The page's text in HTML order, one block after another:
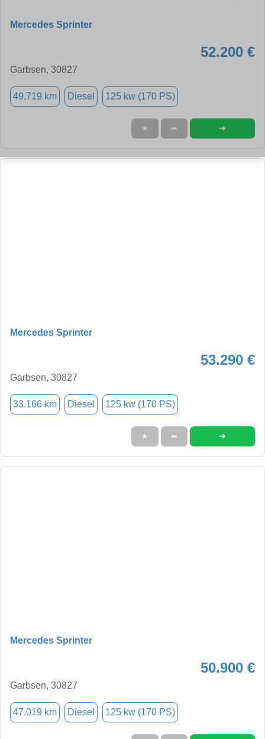
Mercedes Sprinter
52.200 €
Garbsen, 30827
49.719 km Diesel 125 kw (170 PS)
★ ➦ ➜
Mercedes Sprinter
53.290 €
Garbsen, 30827
33.166 km Diesel 125 kw (170 PS)
★ ➦ ➜
Mercedes Sprinter
50.900 €
Garbsen, 30827
47.019 km Diesel 125 kw (170 PS)